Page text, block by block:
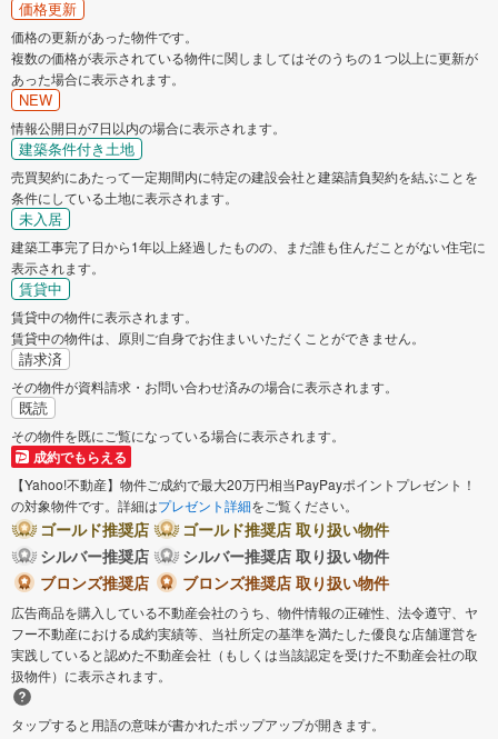
価格更新
価格の更新があった物件です。
複数の価格が表示されている物件に関しましてはそのうちの１つ以上に更新が
あった場合に表示されます。
NEW
情報公開日が7日以内の場合に表示されます。
建築条件付き土地
売買契約にあたって一定期間内に特定の建設会社と建築請負契約を結ぶことを
条件にしている土地に表示されます。
未入居
建築工事完了日から1年以上経過したものの、まだ誰も住んだことがない住宅に
表示されます。
賃貸中
賃貸中の物件に表示されます。
賃貸中の物件は、原則ご自身でお住まいいただくことができません。
請求済
その物件が資料請求・お問い合わせ済みの場合に表示されます。
既読
その物件を既にご覧になっている場合に表示されます。
成約でもらえる
【Yahoo!不動産】物件ご成約で最大20万円相当PayPayポイントプレゼント！
の対象物件です。詳細はプレゼント詳細をご覧ください。
ゴールド推奨店
ゴールド推奨店 取り扱い物件
シルバー推奨店
シルバー推奨店 取り扱い物件
ブロンズ推奨店
ブロンズ推奨店 取り扱い物件
広告商品を購入している不動産会社のうち、物件情報の正確性、法令遵守、ヤ
フー不動産における成約実績等、当社所定の基準を満たした優良な店舗運営を
実践していると認めた不動産会社（もしくは当該認定を受けた不動産会社の取
扱物件）に表示されます。
タップすると用語の意味が書かれたポップアップが開きます。